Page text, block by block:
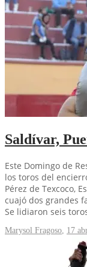
Saldívar,
Este Domingo de
los toros del
Pérez de Texcoco,
cuajó dos grandes
Se lidiaron seis
Marysol Fragoso, 17